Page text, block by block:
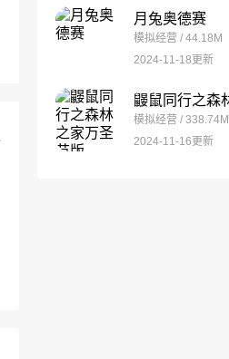
月兔奥德赛
模拟经营 / 44.18M
2024-11-18更新
模拟经营 / 338.74M
2024-11-16更新